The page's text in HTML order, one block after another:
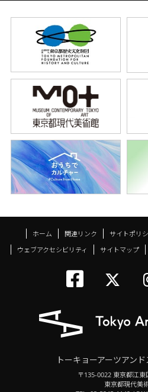
ホーム 関連リンク サイトポリ
ウェブアクセシビリティ
サイトマップ
トー
トーキョーアーツアン
〒135-0022 東京都江
東京都現代美